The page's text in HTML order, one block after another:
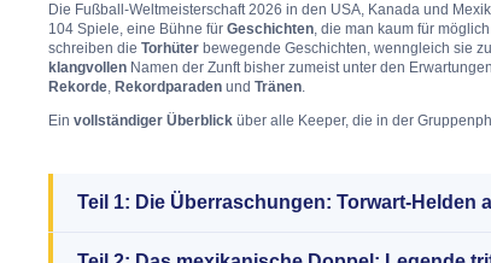
Die Fußball-Weltmeisterschaft 2026 in den USA, Kanada und
104 Spiele, eine Bühne für Geschichten, die man kaum für möglich
schreiben die Torhüter bewegende Geschichten, wenngleich sie
klangvollen Namen der Zunft bisher zumeist unter den
Rekorde, Rekordparaden und Tränen.
Ein vollständiger Überblick über alle Keeper, die in der
Teil 1: Die Überraschungen: Torwart-Helden